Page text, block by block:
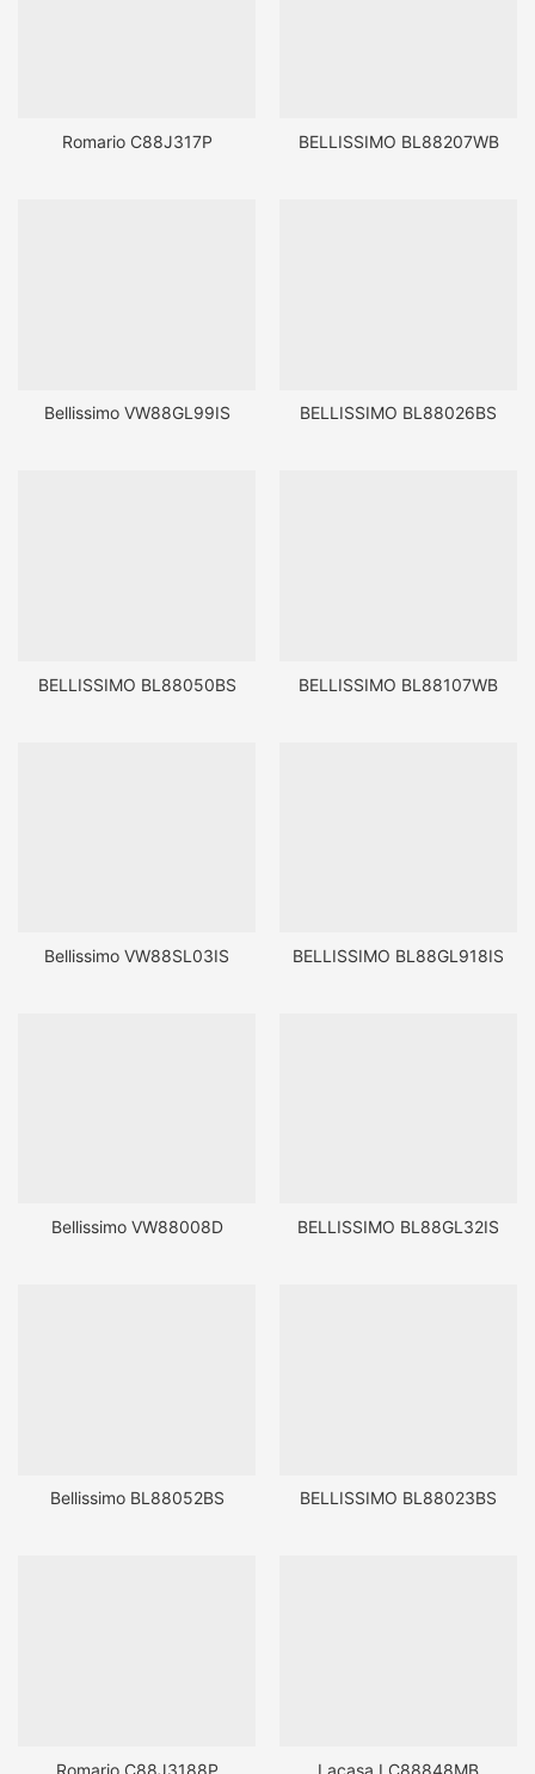
Romario C88J317P BELLISSIMO BL88207WB
Bellissimo VW88GL99IS BELLISSIMO BL88026BS
BELLISSIMO BL88050BS BELLISSIMO BL88107WB
Bellissimo VW88SL03IS BELLISSIMO BL88GL918IS
Bellissimo VW88008D BELLISSIMO BL88GL32IS
Bellissimo BL88052BS BELLISSIMO BL88023BS
Romario C88J3188P Lacasa LC88848MB